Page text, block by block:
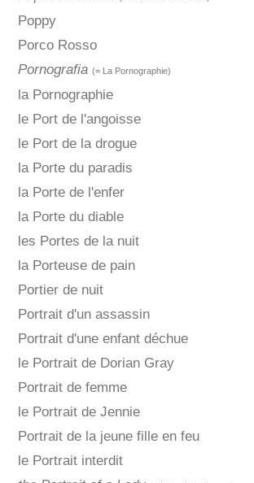
Poppy
Porco Rosso
Pornografia (= La Pornographie)
la Pornographie
le Port de l'angoisse
le Port de la drogue
la Porte du paradis
la Porte de l'enfer
la Porte du diable
les Portes de la nuit
la Porteuse de pain
Portier de nuit
Portrait d'un assassin
Portrait d'une enfant déchue
le Portrait de Dorian Gray
Portrait de femme
le Portrait de Jennie
Portrait de la jeune fille en feu
le Portrait interdit